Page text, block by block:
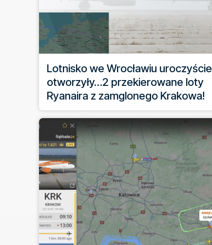
Lotnisko we Wrocławiu uroczyście
otworzyły…2 przekierowane loty
Ryanaira z zamglonego Krakowa!